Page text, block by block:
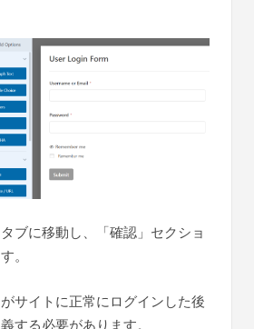
ブに移動し、「確認」セクショ
。
サイトに正常にログインした後
する必要があります。